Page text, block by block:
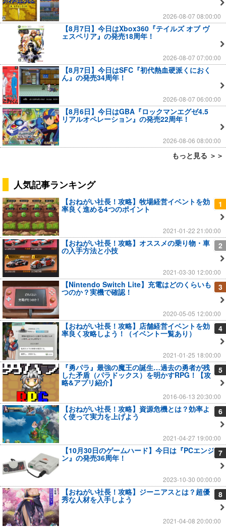
2026-08-07 08:00:00
【8月7日】今日はXbox360『テイルズ オブ ヴ
ェスペリア』の発売18周年！
2026-08-07 07:00:00
【8月7日】今日はSFC『初代熱血硬派くにおく
ん』の発売34周年！
2026-08-07 06:00:00
【8月6日】今日はGBA『ロックマンエグゼ4.5
リアルオペレーション』の発売22周年！
2026-08-06 08:00:00
もっと見る ＞＞
人気記事ランキング
1
【おねがい社長！攻略】牧場経営イベントを効
率良く進める4つのポイント
2021-01-22 21:00:00
2
【おねがい社長！攻略】オススメの乗り物・車
の入手方法と小技
2021-03-30 12:00:00
3
【Nintendo Switch Lite】充電はどのくらいも
つのか？実機で確認！
2020-05-05 12:00:00
4
【おねがい社長！攻略】店舗経営イベントを効
率良く攻略しよう！（イベント一覧あり）
2021-01-25 18:00:00
5
『勇パラ』最強の魔王の誕生…過去の勇者が残
した矛盾（パラドックス）を明かすRPG！【攻
略&アプリ紹介】
2016-06-13 20:30:00
6
【おねがい社長！攻略】資源危機とは？効率よ
く使って実力を上げよう
2021-04-27 19:00:00
7
【10月30日のゲームハード】今日は『PCエンジ
ン』の発売36周年！
2023-10-30 00:00:00
8
【おねがい社長！攻略】ジーニアスとは？超優
秀な人材を入手しよう
2021-04-08 20:00:00